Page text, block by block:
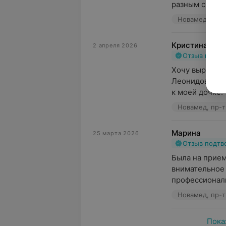
разным
Новамед, пр-т
2 апреля 2026 Кристина
Отзыв
Хочу
Леонидовне
к моей дочке.
Новамед, пр-т
25 марта 2026 Марина
Отзыв
Была на
Новамед, пр-т